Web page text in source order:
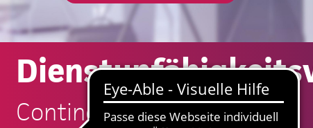
Continentale: Daniel Färber